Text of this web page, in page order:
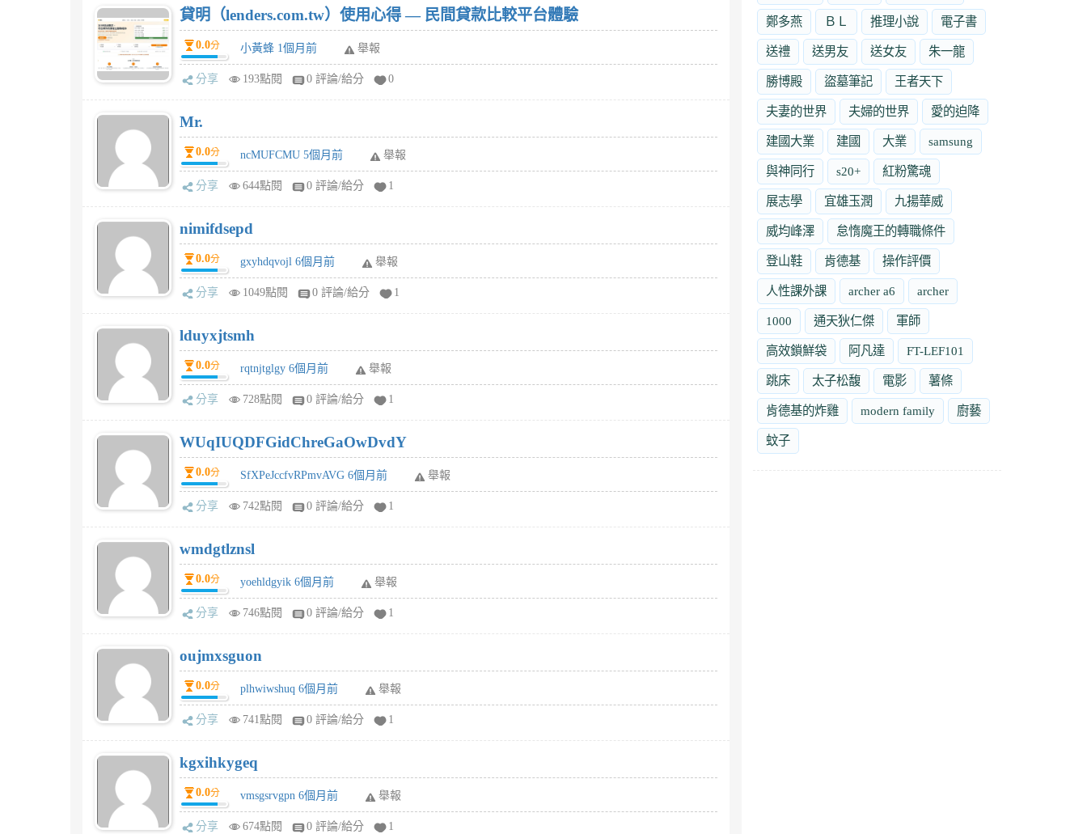
貸明（lenders.com.tw）使用心得 — 民間貸款比較平台體驗
0.0分 小黃蜂 1個月前 舉報
分享 193點閱 0 評論/給分 0
Mr.
0.0分 ncMUFCMU 5個月前 舉報
分享 644點閱 0 評論/給分 1
nimifdsepd
0.0分 gxyhdqvojl 6個月前 舉報
分享 1049點閱 0 評論/給分 1
lduyxjtsmh
0.0分 rqtnjtglgy 6個月前 舉報
分享 728點閱 0 評論/給分 1
WUqIUQDFGidChreGaOwDvdY
0.0分 SfXPeJccfvRPmvAVG 6個月前 舉報
分享 742點閱 0 評論/給分 1
wmdgtlznsl
0.0分 yoehldgyik 6個月前 舉報
分享 746點閱 0 評論/給分 1
oujmxsguon
0.0分 plhwiwshuq 6個月前 舉報
分享 741點閱 0 評論/給分 1
kgxihkygeq
0.0分 vmsgsrvgpn 6個月前 舉報
分享 674點閱 0 評論/給分 1
鄭多燕 ＢＬ 推理小說 電子書
送禮 送男友 送女友 朱一龍
勝博殿 盜墓筆記 王者天下
夫妻的世界 夫婦的世界 愛的迫降
建國大業 建國 大業 samsung
與神同行 s20+ 紅粉驚魂
展志學 宜雄玉潤 九揚華威
威均峰澤 怠惰魔王的轉職條件
登山鞋 肯德基 操作評價
人性課外課 archer a6 archer
1000 通天狄仁傑 軍師
高效鎖鮮袋 阿凡達 FT-LEF101
跳床 太子松馥 電影 薯條
肯德基的炸雞 modern family 廚藝
蚊子